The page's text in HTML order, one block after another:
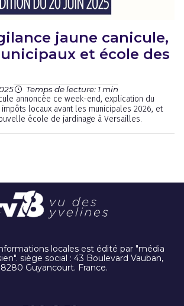
jaune canicule,
et école des
Temps de lecture: 1 min
annoncée ce week-end, explication du
locaux avant les municipales 2026, et
école de jardinage à Versailles.
locales est édité par "média
siège social : 43 Boulevard Vauban,
Guyancourt. France.